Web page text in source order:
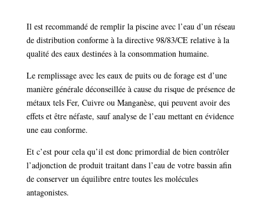
Il est recommandé de remplir la piscine avec l’eau d’un réseau
de distribution conforme à la directive 98/83/CE relative à la
qualité des eaux destinées à la consommation humaine.
Le remplissage avec les eaux de puits ou de forage est d’une
manière générale déconseillée à cause du risque de présence de
métaux tels Fer, Cuivre ou Manganèse, qui peuvent avoir des
effets et être néfaste, sauf analyse de l’eau mettant en évidence
une eau conforme.
Et c’est pour cela qu’il est donc primordial de bien contrôler
l’adjonction de produit traitant dans l’eau de votre bassin afin
de conserver un équilibre entre toutes les molécules
antagonistes.